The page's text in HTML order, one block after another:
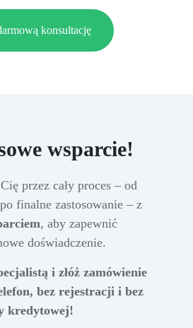
konsultację
wsparcie!
przez cały proces – od
finalne zastosowanie – z
, aby zapewnić
doświadczenie.
i złóż zamówienie
bez rejestracji i bez
kredytowej!